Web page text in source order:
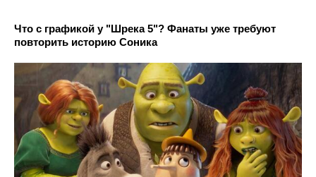
Что с графикой у "Шрека 5"? Фанаты уже требуют
повторить историю Соника